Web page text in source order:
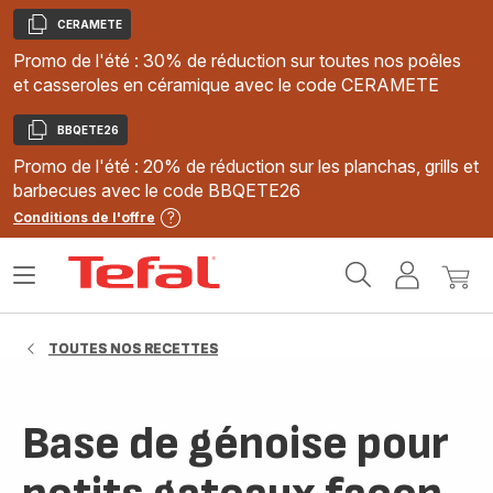
Copier
CERAMETE
Promo de l'été : 30% de réduction sur toutes nos poêles
et casseroles en céramique avec le code CERAMETE
Copier
BBQETE26
Promo de l'été : 20% de réduction sur les planchas, grills et
barbecues avec le code BBQETE26
Conditions de l'offre
MonMon
Ouvrir
TOUTES NOS RECETTES
Base de génoise pour